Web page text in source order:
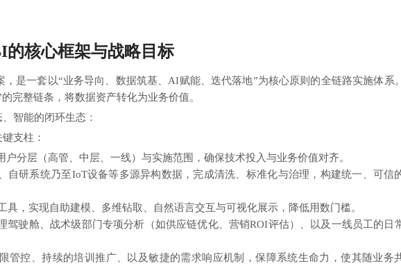
的核心框架与战略目标
，是一套以“业务导向、数据筑基、AI赋能、迭代落地”为核心原则的全链路实施体系
完整链条，将数据资产转化为业务价值。
智能的闭环生态：
支柱：
户分层（高管、中层、一线）与实施范围，确保技术投入与业务价值对齐。
自研系统乃至IoT设备等多源异构数据，完成清洗、标准化与治理，构建统一、可信
具，实现自助建模、多维钻取、自然语言交互与可视化展示，降低用数门槛。
驾驶舱、战术级部门专项分析（如供应链优化、营销ROI评估）、以及一线员工的日
管控、持续的培训推广、以及敏捷的需求响应机制，保障系统生命力，使其随业务